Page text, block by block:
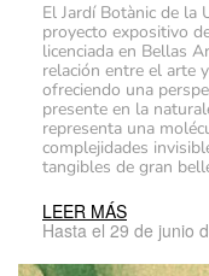
El Jardí Botànic de la
proyecto expositivo
licenciada en Bellas
relación entre el arte
ofreciendo una
presente en la
representa una
complejidades
tangibles de gran
LEER MÁS
Hasta el 29 de junio